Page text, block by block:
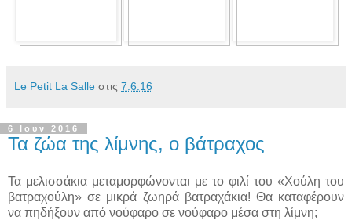
Le Petit La Salle στις 7.6.16
6 Ιουν 2016
Τα ζώα της λίμνης, ο βάτραχος
Τα μελισσάκια μεταμορφώνονται με το φιλί του «Χούλη του
βατραχούλη» σε μικρά ζωηρά βατραχάκια! Θα καταφέρουν
να πηδήξουν από νούφαρο σε νούφαρο μέσα στη λίμνη;